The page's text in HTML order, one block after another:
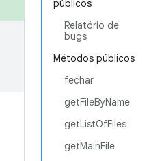
públicos
Relatório de
bugs
Métodos públicos
fechar
getFileByName
getListOfFiles
getMainFile